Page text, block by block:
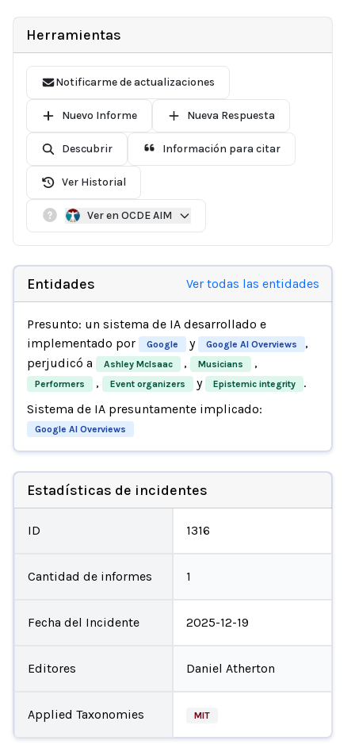
Herramientas
Notificarme de actualizaciones
Nuevo Informe Nueva Respuesta
Descubrir Información para citar
Ver Historial
Ver en OCDE AIM
Entidades Ver todas las entidades
Presunto: un sistema de IA desarrollado e
implementado por
Google y Google AI Overviews
,
perjudicó a
Ashley McIsaac , Musicians ,
Performers , Event organizers y Epistemic integrity
.
Sistema de IA presuntamente implicado:
Google AI Overviews
Estadísticas de incidentes
ID 1316
Cantidad de informes 1
Fecha del Incidente 2025-12-19
Editores Daniel Atherton
Applied Taxonomies MIT